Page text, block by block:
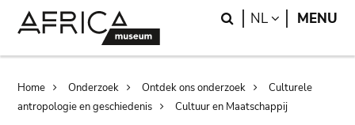
Search
NL LANGUAGE
MENU
Breadcrumb
Home Onderzoek Ontdek ons onderzoek
Culturele
antropologie en geschiedenis
Cultuur en Maatschappij